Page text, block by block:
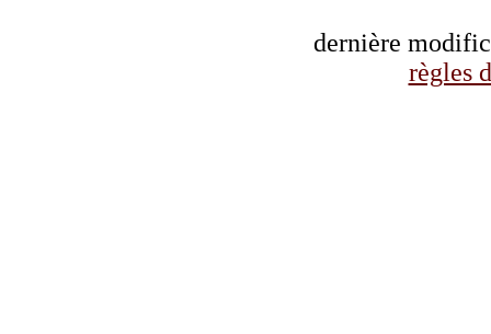
dernière
règles